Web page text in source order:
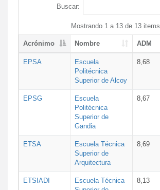
Buscar:
Mostrando 1 a 13 de 13 items
Acrónimo Nombre ADM
EPSA
Escuela
Politécnica
Superior de Alcoy
8,68
EPSG
Escuela
Politécnica
Superior de
Gandia
8,67
ETSA
Escuela Técnica
Superior de
Arquitectura
8,69
ETSIADI
Escuela Técnica
8,13